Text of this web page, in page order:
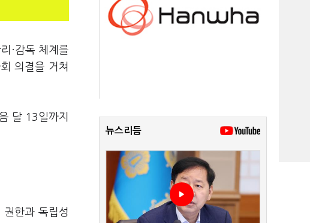
·감독 체계를
의결을 거쳐
달 13일까지
한과 독립성
뉴스리듬